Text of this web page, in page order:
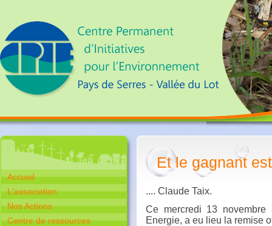
Accueil
L'association
Nos Actions
Centre de ressources
Et le gagnant
.... Claude Taix.
Ce mercredi 13
Energie, a eu lieu la remise